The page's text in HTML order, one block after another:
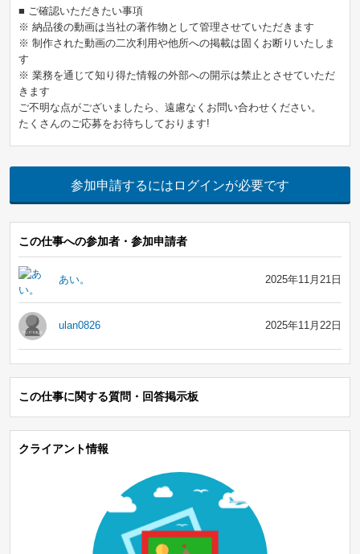
■ ご確認いただきたい事項
※ 納品後の動画は当社の著作物として管理させていただきます
※ 制作された動画の二次利用や他所への掲載は固くお断りいたしま
す
※ 業務を通じて知り得た情報の外部への開示は禁止とさせていただ
きます
ご不明な点がございましたら、遠慮なくお問い合わせください。
たくさんのご応募をお待ちしております!
参加申請するにはログインが必要です
この仕事への参加者・参加申請者
あい。 2025年11月21日
ulan0826 2025年11月22日
この仕事に関する質問・回答掲示板
クライアント情報